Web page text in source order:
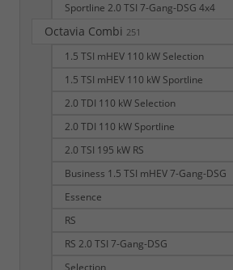
Sportline 2.0 TSI 7-Gang-DSG 4x4
Octavia Combi 251
1.5 TSI mHEV 110 kW Selection
1.5 TSI mHEV 110 kW Sportline
2.0 TDI 110 kW Selection
2.0 TDI 110 kW Sportline
2.0 TSI 195 kW RS
Business 1.5 TSI mHEV 7-Gang-DSG
Essence
RS
RS 2.0 TSI 7-Gang-DSG